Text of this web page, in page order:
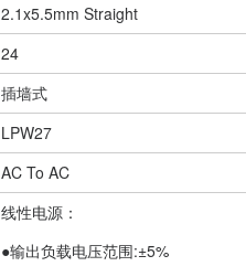
2.1x5.5mm Straight
24
插墙式
LPW27
AC To AC
线性电源：
●输出负载电压范围:±5%